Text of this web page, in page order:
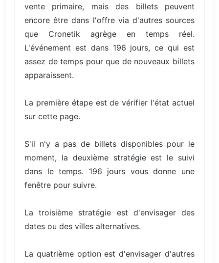
vente primaire, mais des billets peuvent
encore être dans l'offre via d'autres sources
que Cronetik agrège en temps réel.
L'événement est dans 196 jours, ce qui est
assez de temps pour que de nouveaux billets
apparaissent.
La première étape est de vérifier l'état actuel
sur cette page.
S'il n'y a pas de billets disponibles pour le
moment, la deuxième stratégie est le suivi
dans le temps. 196 jours vous donne une
fenêtre pour suivre.
La troisième stratégie est d'envisager des
dates ou des villes alternatives.
La quatrième option est d'envisager d'autres